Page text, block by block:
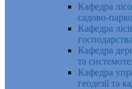
Кафедра
садово-
Кафедра
господарства
Кафедра
та
Кафедра
геодезії та